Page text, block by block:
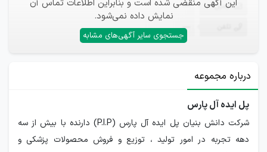
این آگهی منقضی شده است و بنابراین اطلاعات تماس آن
نمایش داده نمی‌شود.
جستجوی سایر آگهی‌های مشابه
ایمیل —
—
درباره مجموعه
پل ایده آل پارس
شرکت دانش بنیان پل ایده آل پارس (P.I.P) دارنده با بیش از سه
دهه تجربه در امور تولید ، توزیع و فروش محصولات پزشکی و